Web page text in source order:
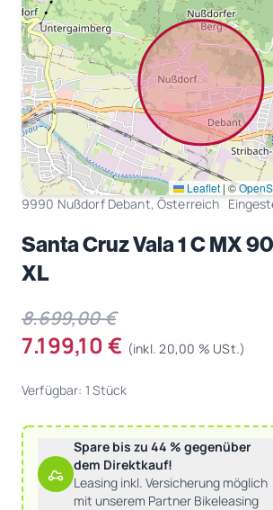
Leaflet | ©
9990 Nußdorf Debant, Österreich
Santa Cruz Vala 1 C MX
XL
8.699,00 €
7.199,10 € (inkl. 20,00 % USt.)
Verfügbar: 1 Stück
Spare bis zu 44 % gegenüber
dem Direktkauf!
Leasing inkl. Versicherung möglich
mit unserem Partner Bikeleasing